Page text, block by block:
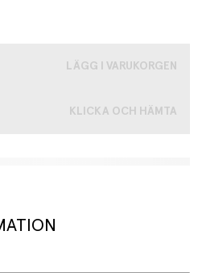
LÄGG I VARUKORGEN
KLICKA OCH HÄMTA